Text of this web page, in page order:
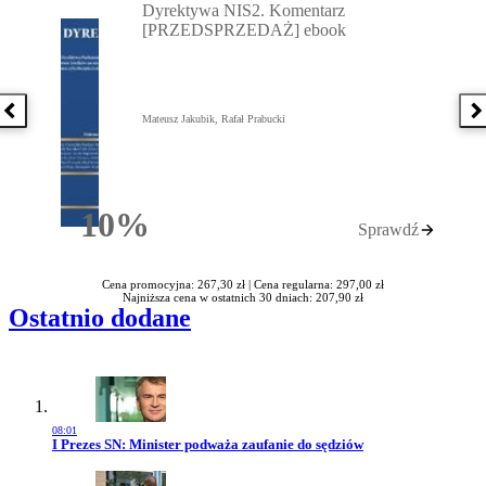
Poprzednia książka
10%Rabatu
Dyrektywa NIS2. Komentarz
[PRZEDSPRZEDAŻ] ebook
Mateusz Jakubik, Rafał Prabucki
Sprawdź
Cena promocyjna: 267,30 zł | Cena regularna: 297,00 zł
Najniższa cena w ostatnich 30 dniach: 207,90 zł
Ostatnio dodane
08:01
Przejdź do artykułu:
I Prezes SN: Minister podważa zaufanie do sędziów